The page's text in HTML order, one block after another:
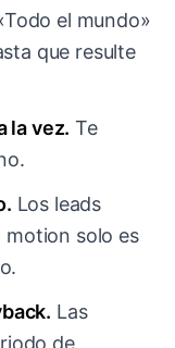
el mundo»
que resulte
la vez. Te
Los leads
motion solo es
Las